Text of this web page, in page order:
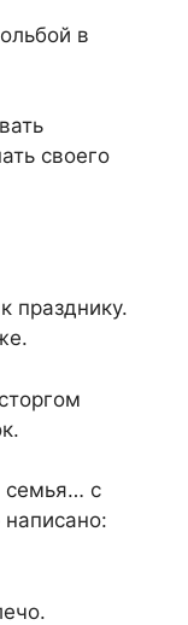
в
своего
празднику.
семья… с